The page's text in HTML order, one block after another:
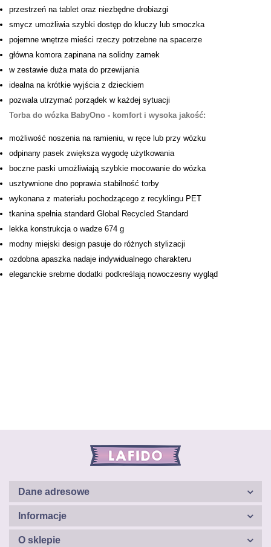
przestrzeń na tablet oraz niezbędne drobiazgi
smycz umożliwia szybki dostęp do kluczy lub smoczka
pojemne wnętrze mieści rzeczy potrzebne na spacerze
główna komora zapinana na solidny zamek
w zestawie duża mata do przewijania
idealna na krótkie wyjścia z dzieckiem
pozwala utrzymać porządek w każdej sytuacji
Torba do wózka BabyOno - komfort i wysoka jakość:
możliwość noszenia na ramieniu, w ręce lub przy wózku
odpinany pasek zwiększa wygodę użytkowania
boczne paski umożliwiają szybkie mocowanie do wózka
usztywnione dno poprawia stabilność torby
wykonana z materiału pochodzącego z recyklingu PET
tkanina spełnia standard Global Recycled Standard
lekka konstrukcja o wadze 674 g
modny miejski design pasuje do różnych stylizacji
ozdobna apaszka nadaje indywidualnego charakteru
eleganckie srebrne dodatki podkreślają nowoczesny wygląd
Dane adresowe
Informacje
O sklepie